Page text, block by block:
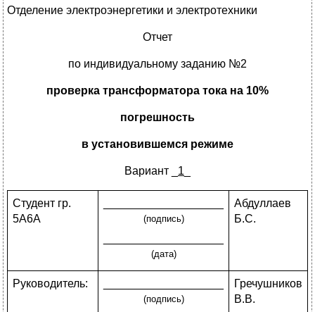
Отделение электроэнергетики и электротехники
Отчет
по индивидуальному заданию №2
проверка трансформатора тока на 10%
погрешность
в установившемся режиме
Вариант _ 1
Студент гр.
5А6А
(подпись)
(дата)
Абдуллаев
Б.С.
Руководитель:
(подпись)
Гречушников
В.В.